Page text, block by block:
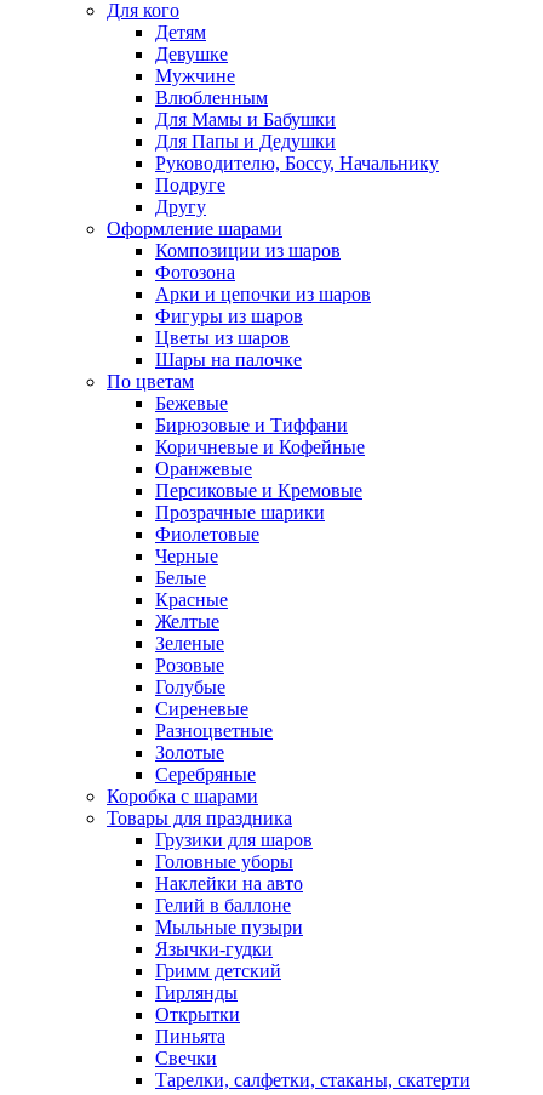
Для кого
Детям
Девушке
Мужчине
Влюбленным
Для Мамы и Бабушки
Для Папы и Дедушки
Руководителю, Боссу, Начальнику
Подруге
Другу
Оформление шарами
Композиции из шаров
Фотозона
Арки и цепочки из шаров
Фигуры из шаров
Цветы из шаров
Шары на палочке
По цветам
Бежевые
Бирюзовые и Тиффани
Коричневые и Кофейные
Оранжевые
Персиковые и Кремовые
Прозрачные шарики
Фиолетовые
Черные
Белые
Красные
Желтые
Зеленые
Розовые
Голубые
Сиреневые
Разноцветные
Золотые
Серебряные
Коробка с шарами
Товары для праздника
Грузики для шаров
Головные уборы
Наклейки на авто
Гелий в баллоне
Мыльные пузыри
Язычки-гудки
Гримм детский
Гирлянды
Открытки
Пиньята
Свечки
Тарелки, салфетки, стаканы, скатерти